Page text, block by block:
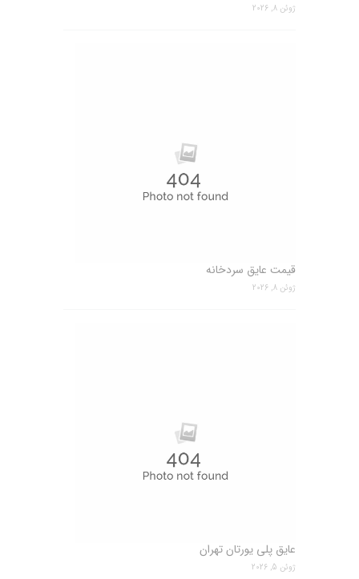
ژوئن 8, 2026
قیمت عایق سردخانه
ژوئن 8, 2026
عایق پلی یورتان تهران
ژوئن 5, 2026